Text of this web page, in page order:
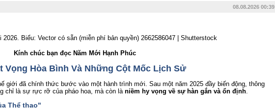
08.08.2026 00:39
Kính chúc bạn đọc Năm Mới Hạnh Phúc
Vọng Hòa Bình Và Những Cột Mốc Lịch Sử
giới đã chính thức bước vào một hành trình mới. Sau một năm 2025 đầy biến động, thông
chỉ là sự rực rỡ của pháo hoa, mà còn là niềm hy vọng về sự hàn gắn và ổn định
Thể thao"